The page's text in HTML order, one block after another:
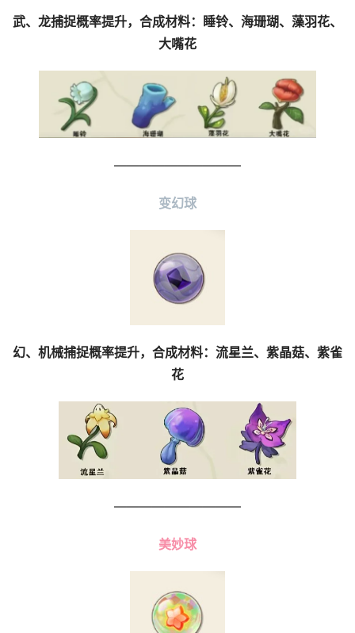
武、龙捕捉概率提升，合成材料：睡铃、海珊瑚、藻羽花、
大嘴花
——————————
变幻球
幻、机械捕捉概率提升，合成材料：流星兰、紫晶菇、紫雀
花
——————————
美妙球